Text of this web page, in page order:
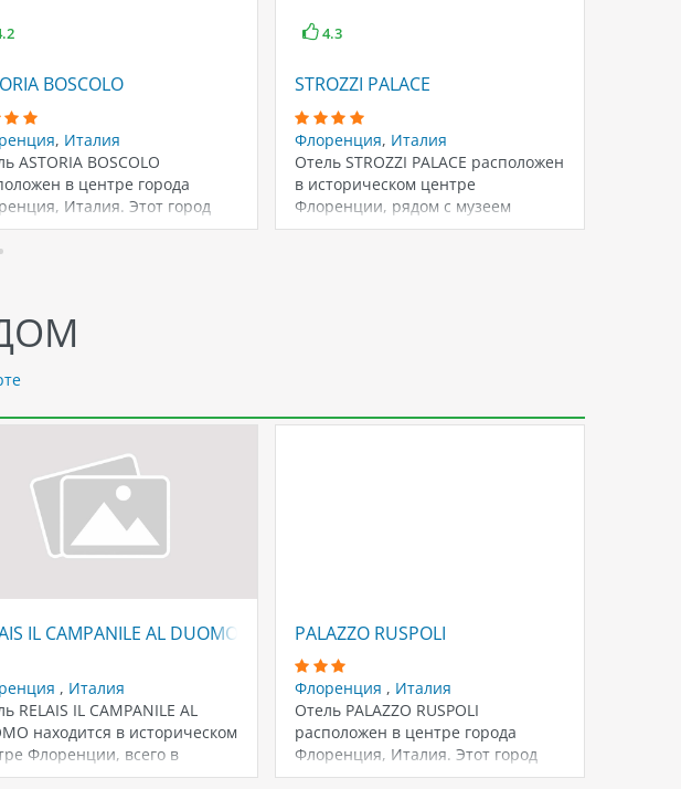
BOSCOLO
, Италия
ASTORIA BOSCOLO
в центре города
Италия. Этот город
своим архитектурным
4.3
STROZZI PALACE
Флоренция, Италия
Отель STROZZI PALACE расположен
в историческом центре
Флоренции, рядом с музеем
Палатина и садами Боболи.…
IL CAMPANILE AL DUOMO
, Италия
RELAIS IL CAMPANILE AL
находится в историческом
Флоренции, всего в
метрах…
PALAZZO RUSPOLI
Флоренция , Италия
Отель PALAZZO RUSPOLI
расположен в центре города
Флоренция, Италия. Этот город
известен своими музеями и…